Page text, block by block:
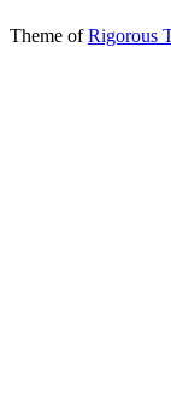
Theme ofRigorous